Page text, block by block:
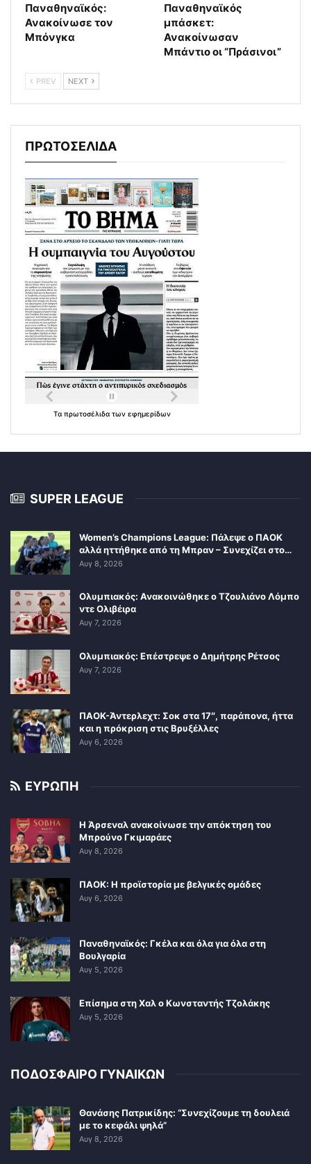
Παναθηναϊκός:
Ανακοίνωσε τον
Μπόνγκα
Παναθηναϊκός
μπάσκετ:
Ανακοίνωσαν
Μπάντιο οι “Πράσινοι”
PREV NEXT
ΠΡΩΤΟΣΕΛΙΔΑ
Τα πρωτοσέλιδα των εφημερίδων
SUPER LEAGUE
Women’s Champions League: Πάλεψε ο ΠΑΟΚ
αλλά ηττήθηκε από τη Μπραν – Συνεχίζει στο…
Αυγ 8, 2026
Ολυμπιακός: Ανακοινώθηκε ο Τζουλιάνο Λόμπο
ντε Ολιβέιρα
Αυγ 7, 2026
Ολυμπιακός: Επέστρεψε ο Δημήτρης Ρέτσος
Αυγ 7, 2026
ΠΑΟΚ-Άντερλεχτ: Σοκ στα 17″, παράπονα, ήττα
και η πρόκριση στις Βρυξέλλες
Αυγ 6, 2026
ΕΥΡΩΠΗ
Η Άρσεναλ ανακοίνωσε την απόκτηση του
Μπρούνο Γκιμαράες
Αυγ 8, 2026
ΠΑΟΚ: Η προϊστορία με βελγικές ομάδες
Αυγ 6, 2026
Παναθηναϊκός: Γκέλα και όλα για όλα στη
Βουλγαρία
Αυγ 5, 2026
Επίσημα στη Χαλ ο Κωνσταντής Τζολάκης
Αυγ 5, 2026
ΠΟΔΟΣΦΑΙΡΟ ΓΥΝΑΙΚΩΝ
Θανάσης Πατρικίδης: “Συνεχίζουμε τη δουλειά
με το κεφάλι ψηλά”
Αυγ 8, 2026